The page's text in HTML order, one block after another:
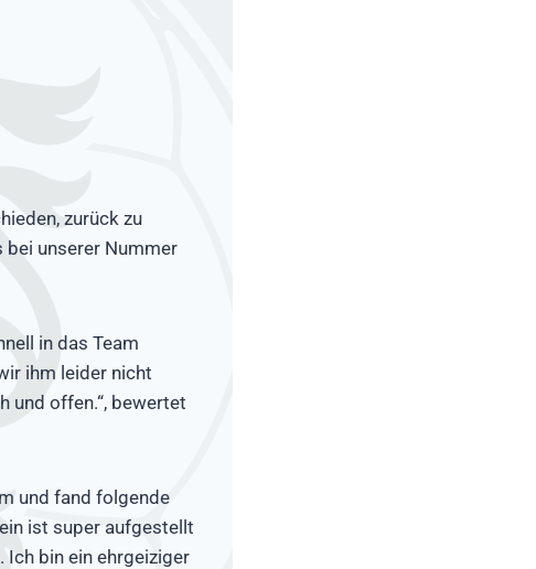
zurück zu
bei unserer Nummer
in das Team
ihm leider nicht
und offen.“, bewertet
und fand folgende
ist super aufgestellt
Ich bin ein ehrgeiziger